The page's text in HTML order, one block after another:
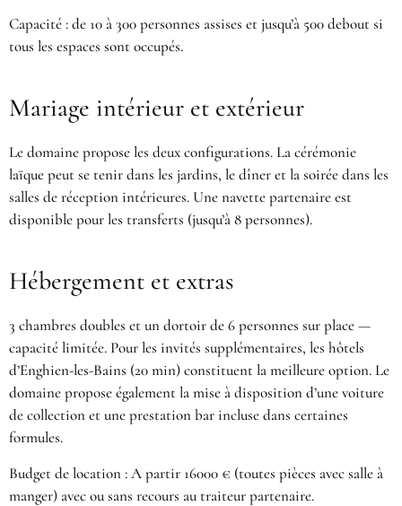
Capacité : de 10 à 300 personnes assises et jusqu’à 500 debout si
tous les espaces sont occupés.
Mariage intérieur et extérieur
Le domaine propose les deux configurations. La cérémonie
laïque peut se tenir dans les jardins, le dîner et la soirée dans les
salles de réception intérieures. Une navette partenaire est
disponible pour les transferts (jusqu’à 8 personnes).
Hébergement et extras
3 chambres doubles et un dortoir de 6 personnes sur place —
capacité limitée. Pour les invités supplémentaires, les hôtels
d’Enghien-les-Bains (20 min) constituent la meilleure option. Le
domaine propose également la mise à disposition d’une voiture
de collection et une prestation bar incluse dans certaines
formules.
Budget de location : A partir 16000 € (toutes pièces avec salle à
manger) avec ou sans recours au traiteur partenaire.